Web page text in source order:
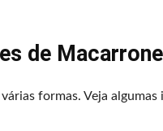
de
formas. Veja algumas